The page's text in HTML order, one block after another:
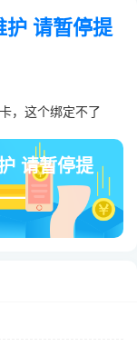
护 请暂停提
，这个绑定不了
请暂停提